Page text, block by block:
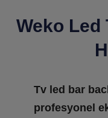
Weko
Tv led bar
profesyonel